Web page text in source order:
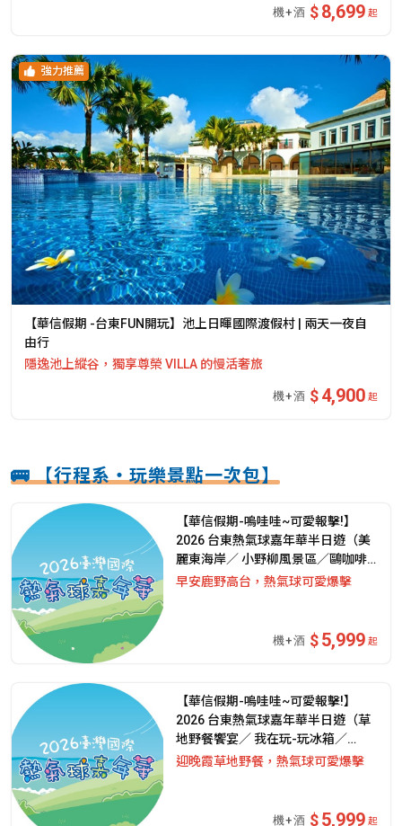
8,699 起
強力推薦
【華信假期 -台東FUN開玩】池上日暉國際渡假村 | 兩天一夜自
由行
隱逸池上縱谷，獨享尊榮 VILLA 的慢活奢旅
4,900 起
🚌 【行程系・玩樂景點一次包】
【華信假期-嗚哇哇~可愛報擊!】
2026 台東熱氣球嘉年華半日遊（美
麗東海岸∕ 小野柳風景區／鷗咖啡
總圖店）上午場丨｜兩天一夜自由行
早安鹿野高台，熱氣球可愛爆擊
5,999 起
【華信假期-嗚哇哇~可愛報擊!】
2026 台東熱氣球嘉年華半日遊（草
地野餐饗宴∕ 我在玩-玩冰箱／
Dagula手作雜貨）下午場｜兩天一
迎晚霞草地野餐，熱氣球可愛爆擊
5,999 起